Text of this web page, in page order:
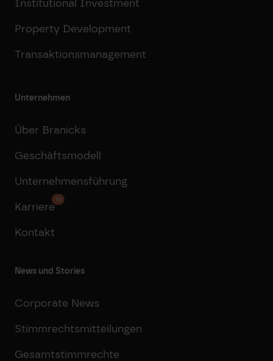
Institutional Investment
Property Development
Transaktionsmanagement
Unternehmen
Über Branicks
Geschäftsmodell
Unternehmensführung
Karriere
16
Kontakt
News und Stories
Corporate News
Stimmrechtsmitteilungen
Gesamtstimmrechte